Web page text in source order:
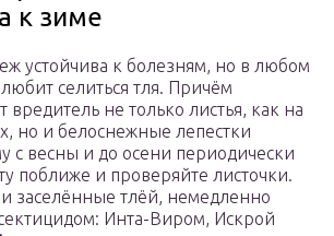
к зиме
устойчива к болезням, но в любом
селиться тля. Причём
вредитель не только листья, как на
но и белоснежные лепестки
с весны и до осени периодически
поближе и проверяйте листочки.
заселённые тлёй, немедленно
Инта-Виром, Искрой